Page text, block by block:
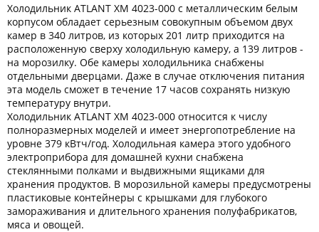
Холодильник ATLANT ХМ 4023-000 с металлическим белым
корпусом обладает серьезным совокупным объемом двух
камер в 340 литров, из которых 201 литр приходится на
расположенную сверху холодильную камеру, а 139 литров -
на морозилку. Обе камеры холодильника снабжены
отдельными дверцами. Даже в случае отключения питания
эта модель сможет в течение 17 часов сохранять низкую
температуру внутри.
Холодильник ATLANT ХМ 4023-000 относится к числу
полноразмерных моделей и имеет энергопотребление на
уровне 379 кВтч/год. Холодильная камера этого удобного
электроприбора для домашней кухни снабжена
стеклянными полками и выдвижными ящиками для
хранения продуктов. В морозильной камеры предусмотрены
пластиковые контейнеры с крышками для глубокого
замораживания и длительного хранения полуфабрикатов,
мяса и овощей.